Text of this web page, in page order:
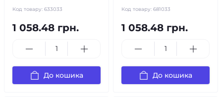
Код товару: 633033
1 058.48 грн.
До кошика
Код товару: 681033
1 058.48 грн.
До кошика